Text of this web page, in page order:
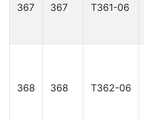
367 367 Т361-06
368 368 Т362-06